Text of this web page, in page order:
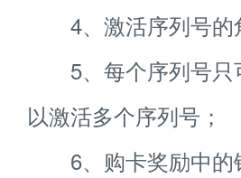
4、激活序列号的
5、每个序列号只
以激活多个序列号；
6、购卡奖励中的